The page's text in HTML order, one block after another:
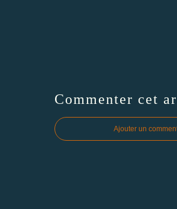
Commenter cet
Ajouter un